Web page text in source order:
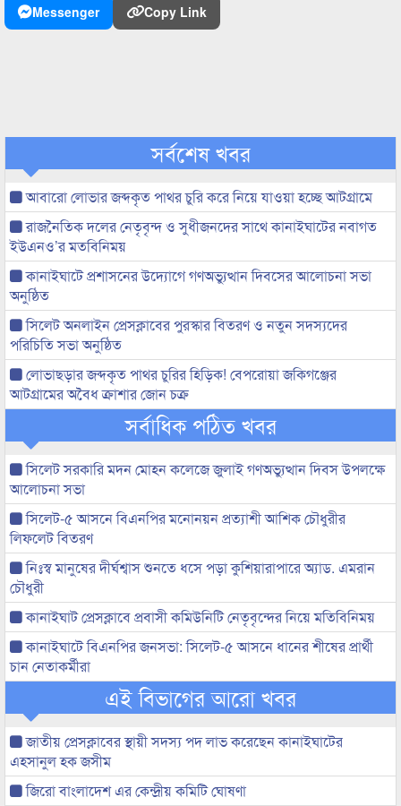
Messenger Copy Link
সর্বশেষ খবর
আবারো লোভার জব্দকৃত পাথর চুরি করে নিয়ে যাওয়া হচ্ছে আটগ্রামে
রাজনৈতিক দলের নেতৃবৃন্দ ও সুধীজনদের সাথে কানাইঘাটের নবাগত
ইউএনও’র মতবিনিময়
কানাইঘাটে প্রশাসনের উদ্যোগে গণঅভ্যুত্থান দিবসের আলোচনা সভা
অনুষ্ঠিত
সিলেট অনলাইন প্রেসক্লাবের পুরস্কার বিতরণ ও নতুন সদস্যদের
পরিচিতি সভা অনুষ্ঠিত
লোভাছড়ার জব্দকৃত পাথর চুরির হিড়িক! বেপরোয়া জকিগঞ্জের
আটগ্রামের অবৈধ ক্রাশার জোন চক্র
সর্বাধিক পঠিত খবর
সিলেট সরকারি মদন মোহন কলেজে জুলাই গণঅভ্যুত্থান দিবস উপলক্ষে
আলোচনা সভা
সিলেট-৫ আসনে বিএনপির মনোনয়ন প্রত্যাশী আশিক চৌধুরীর
লিফলেট বিতরণ
নিঃস্ব মানুষের দীর্ঘশ্বাস শুনতে ধসে পড়া কুশিয়ারাপারে অ্যাড. এমরান
চৌধুরী
কানাইঘাট প্রেসক্লাবে প্রবাসী কমিউনিটি নেতৃবৃন্দের নিয়ে মতিবিনিময়
কানাইঘাটে বিএনপির জনসভা: সিলেট-৫ আসনে ধানের শীষের প্রার্থী
চান নেতাকর্মীরা
এই বিভাগের আরো খবর
জাতীয় প্রেসক্লাবের স্থায়ী সদস্য পদ লাভ করেছেন কানাইঘাটের
এহসানুল হক জসীম
জিরো বাংলাদেশ এর কেন্দ্রীয় কমিটি ঘোষণা